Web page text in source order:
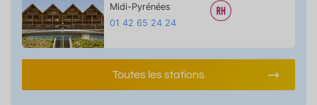
Midi-Pyrénées
01 42 65 24 24
Toutes les stations